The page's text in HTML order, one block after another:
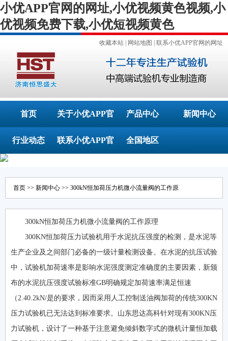
小优APP官网的网址,小优视频黄色视频,小
优视频免费下载,小优短视频黄色
收藏本站 网站地图 联系小优APP官网的网址
首页 关于小优APP官
网的网址
产品中心 新闻中心
行业动态 联系小优APP官 全国地区
首页 >> 新闻中心 >> 300kN恒加荷压力机微小流量阀的工作原
300kN恒加荷压力机微小流量阀的工作原理
300KN恒加荷压力试验机用于水泥抗压强度的检测，是水泥等
生产企业及之间部门必备的一级计量检测设备。在水泥的抗压试验
中，试验机加荷速率是影响水泥强度测定准确度的主要因素，新颁
布的水泥抗压强度试验标准GB明确规定加荷速率满足恒速
（2.40.2kN/是的要求，因而采用人工控制送油阀加荷的传统300KN
压力试验机已无法达到标准要求。山东思达高科针对现有300KN压
力试验机，设计了一种基于注意避免倾斜数字式的微机计量恒加载